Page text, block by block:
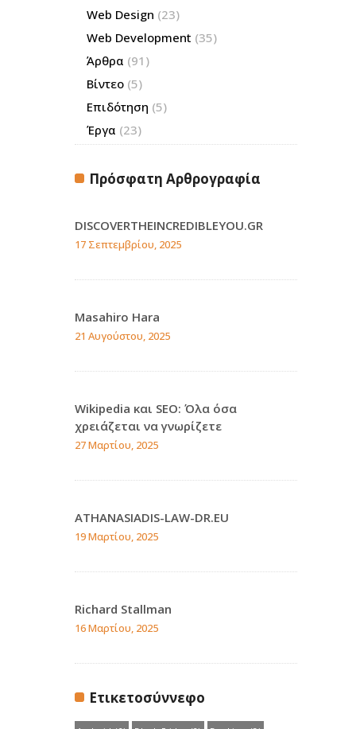
Web Design (23)
Web Development (35)
Άρθρα (91)
Βίντεο (5)
Επιδότηση (5)
Έργα (23)
Πρόσφατη Αρθρογραφία
DISCOVERTHEINCREDIBLEYOU.GR
17 Σεπτεμβρίου, 2025
Masahiro Hara
21 Αυγούστου, 2025
Wikipedia και SEO: Όλα όσα
χρειάζεται να γνωρίζετε
27 Μαρτίου, 2025
ATHANASIADIS-LAW-DR.EU
19 Μαρτίου, 2025
Richard Stallman
16 Μαρτίου, 2025
Ετικετοσύννεφο